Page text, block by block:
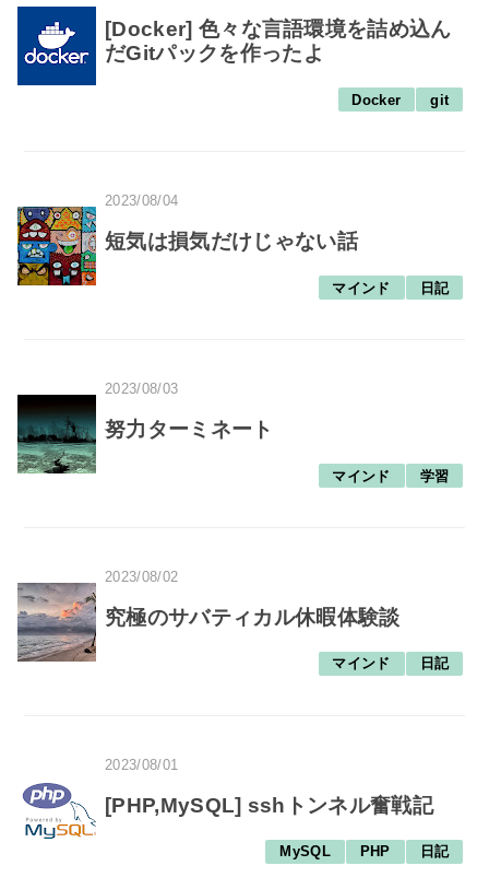
[Docker] 色々な言語環境を詰め込ん
だGitパックを作ったよ
Docker git
2023/08/04
短気は損気だけじゃない話
マインド 日記
2023/08/03
努力ターミネート
マインド 学習
2023/08/02
究極のサバティカル休暇体験談
マインド 日記
2023/08/01
[PHP,MySQL] sshトンネル奮戦記
MySQL PHP 日記